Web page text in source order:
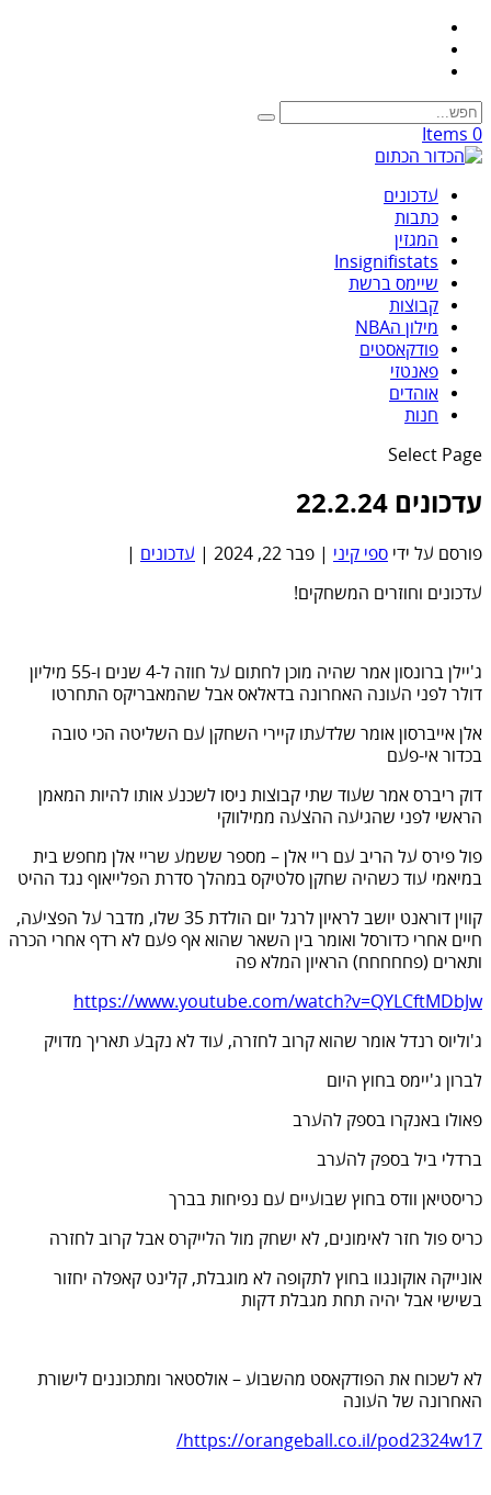
0 Items
עדכונים
כתבות
המגזין
Insignifistats
שיימס ברשת
קבוצות
מילון הNBA
פודקאסטים
פאנטזי
אוהדים
חנות
Select Page
עדכונים 22.2.24
פורסם על ידי ספי קיני | פבר 22, 2024 | עדכונים |
עדכונים וחוזרים המשחקים!
ג'יילן ברונסון אמר שהיה מוכן לחתום על חוזה ל-4 שנים ו-55 מיליון
דולר לפני העונה האחרונה בדאלאס אבל שהמאבריקס התחרטו
אלן אייברסון אומר שלדעתו קיירי השחקן עם השליטה הכי טובה
בכדור אי-פעם
דוק ריברס אמר שעוד שתי קבוצות ניסו לשכנע אותו להיות המאמן
הראשי לפני שהגיעה ההצעה ממילווקי
פול פירס על הריב עם ריי אלן – מספר ששמע שריי אלן מחפש בית
במיאמי עוד כשהיה שחקן סלטיקס במהלך סדרת הפלייאוף נגד ההיט
קווין דוראנט יושב לראיון לרגל יום הולדת 35 שלו, מדבר על הפציעה,
חיים אחרי כדורסל ואומר בין השאר שהוא אף פעם לא רדף אחרי הכרה
ותארים (פחחחחח) הראיון המלא פה
https://www.youtube.com/watch?v=QYLCftMDbJw
ג'וליוס רנדל אומר שהוא קרוב לחזרה, עוד לא נקבע תאריך מדויק
לברון ג'יימס בחוץ היום
פאולו באנקרו בספק להערב
ברדלי ביל בספק להערב
כריסטיאן וודס בחוץ שבועיים עם נפיחות בברך
כריס פול חזר לאימונים, לא ישחק מול הלייקרס אבל קרוב לחזרה
אונייקה אוקונגוו בחוץ לתקופה לא מוגבלת, קלינט קאפלה יחזור
בשישי אבל יהיה תחת מגבלת דקות
לא לשכוח את הפודקאסט מהשבוע – אולסטאר ומתכוננים לישורת
האחרונה של העונה
https://orangeball.co.il/pod2324w17/